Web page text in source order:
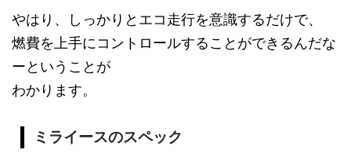
やはり、しっかりとエコ走行を意識するだけで、
燃費を上手にコントロールすることができるんだな
ーということが
わかります。
ミライースのスペック